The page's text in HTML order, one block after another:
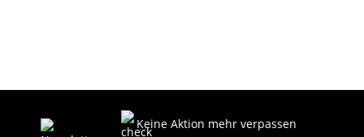
Keine Aktion mehr verpassen